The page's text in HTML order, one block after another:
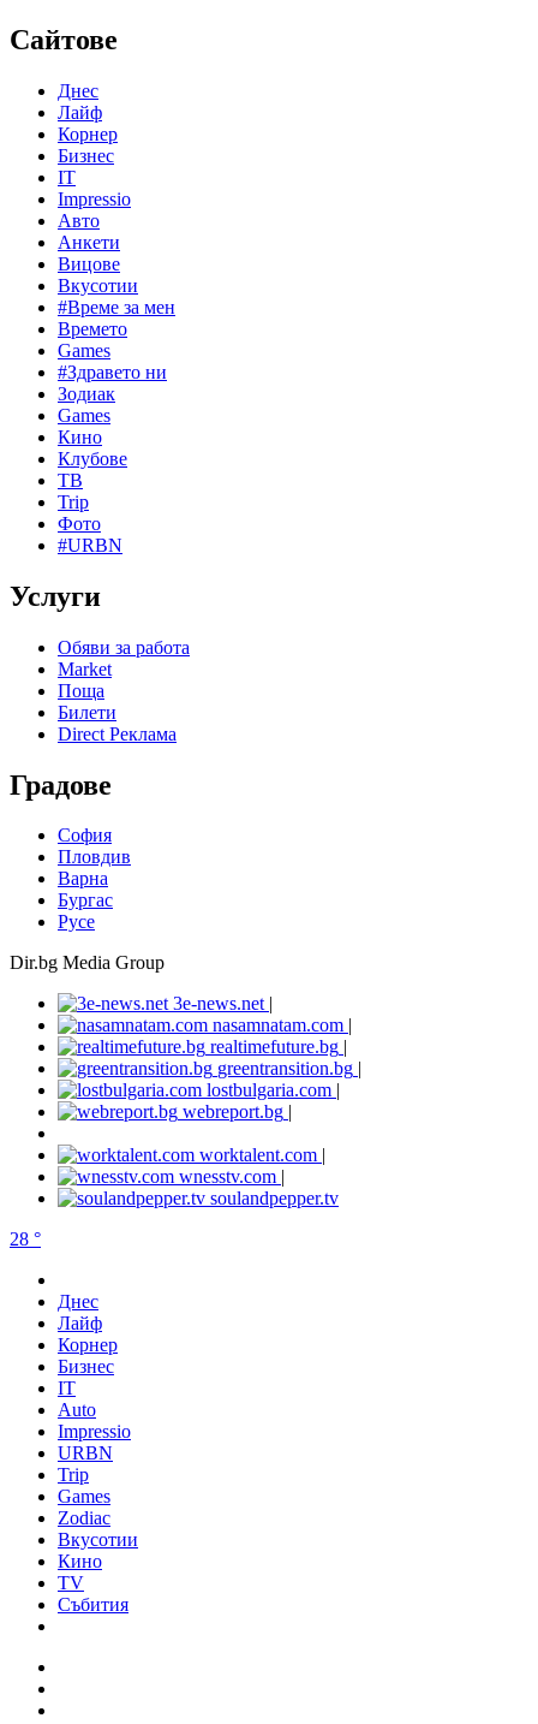
Сайтове
Днес
Лайф
Корнер
Бизнес
IT
Impressio
Авто
Анкети
Вицове
Вкусотии
#Време за мен
Времето
Games
#Здравето ни
Зодиак
Games
Кино
Клубове
ТВ
Trip
Фото
#URBN
Услуги
Обяви за работа
Market
Поща
Билети
Direct Реклама
Градове
София
Пловдив
Варна
Бургас
Русе
Dir.bg Media Group
3e-news.net |
nasamnatam.com |
realtimefuture.bg |
greentransition.bg |
lostbulgaria.com |
webreport.bg |
worktalent.com |
wnesstv.com |
soulandpepper.tv
28 °
Днес
Лайф
Корнер
Бизнес
IT
Auto
Impressio
URBN
Trip
Games
Zodiac
Вкусотии
Кино
TV
Събития